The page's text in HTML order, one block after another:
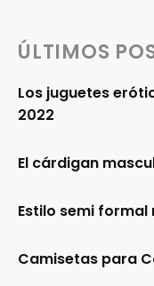
ÚLTIMOS
Los juguetes
2022
El cárdigan
Estilo semi
Camisetas para